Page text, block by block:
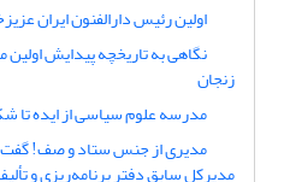
اولین رئیس دارالفنون ایران
نگاهی به تاریخچه پیدایش
زنجان
مدرسه علوم سیاسی از ایده تا
مدیری از جنس ستاد و صف! گفت
مدیرکل سابق دفتر برنامه‌ریزی و